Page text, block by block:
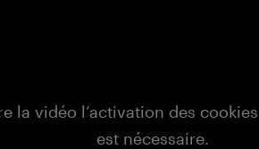
la vidéo l’activation des
est nécessaire.